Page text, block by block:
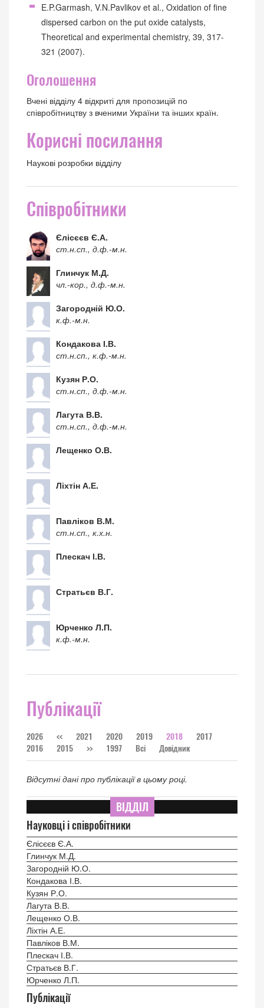
E.P.Garmash, V.N.Pavlikov et al., Oxidation of fine
dispersed carbon on the put oxide catalysts,
Theoretical and experimental chemistry, 39, 317-
321 (2007).
Оголошення
Вчені відділу 4 відкриті для пропозицій по
співробітництву з вченими України та інших країн.
Корисні посилання
Наукові розробки відділу
Співробітники
Єлісєєв Є.А.
ст.н.сп., д.ф.-м.н.
Глинчук М.Д.
чл.-кор., д.ф.-м.н.
Загородній Ю.О.
к.ф.-м.н.
Кондакова І.В.
ст.н.сп., к.ф.-м.н.
Кузян Р.О.
ст.н.сп., д.ф.-м.н.
Лагута В.В.
ст.н.сп., д.ф.-м.н.
Лещенко О.В.
Ліхтін А.Е.
Павліков В.М.
ст.н.сп., к.х.н.
Плескач І.В.
Стратьєв В.Г.
Юрченко Л.П.
к.ф.-м.н.
Публікації
2026 << 2021 2020 2019 2018
2017
2016
2015 >> 1997 Всі Довідник
Відсутні дані про публікації в цьому році.
ВІДДІЛ
Науковці і співробітники
Єлісєєв Є.А.
Глинчук М.Д.
Загородній Ю.О.
Кондакова І.В.
Кузян Р.О.
Лагута В.В.
Лещенко О.В.
Ліхтін А.Е.
Павліков В.М.
Плескач І.В.
Стратьєв В.Г.
Юрченко Л.П.
Публікації